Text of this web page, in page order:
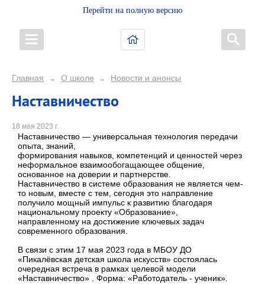
Перейти на полную версию
Главная → О школе → Новости и анонсы
Наставничество
18 мая 2023 г.
Наставничество — универсальная технология передачи
опыта, знаний,
формирования навыков, компетенций и ценностей через
неформальное взаимообогащающее общение,
основанное на доверии и партнерстве.
Наставничество в системе образования не является чем-
то новым, вместе с тем, сегодня это направление
получило мощный импульс к развитию благодаря
национальному проекту «Образование»,
направленному на достижение ключевых задач
современного образования.
В связи с этим 17 мая 2023 года в МБОУ ДО
«Пикалёвская детская школа искусств» состоялась
очередная встреча в рамках целевой модели
«Наставничество» . Форма: «Работодатель - ученик».